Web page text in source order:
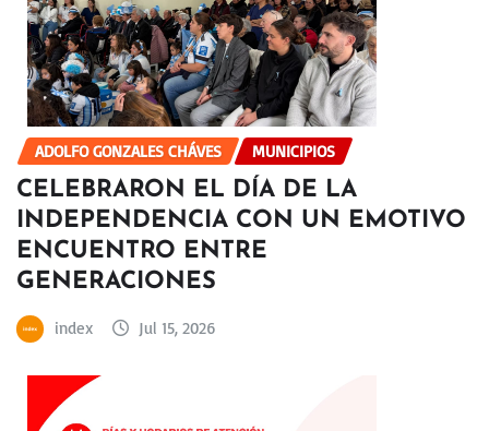
ADOLFO GONZALES CHÁVES MUNICIPIOS
CELEBRARON EL DÍA DE LA
INDEPENDENCIA CON UN EMOTIVO
ENCUENTRO ENTRE
GENERACIONES
index Jul 15, 2026